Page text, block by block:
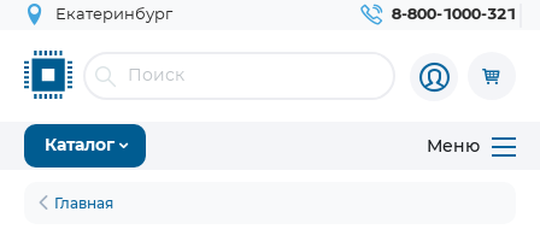
Екатеринбург 8-800-1000-321
Каталог Меню
Главная